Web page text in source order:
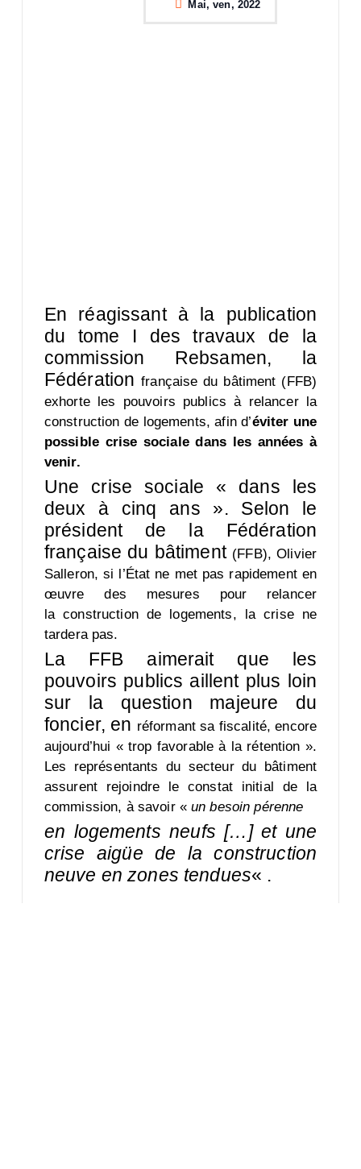
Mai, ven, 2022
En réagissant à la publication
du tome I des travaux de la
commission Rebsamen, la
Fédérationfrançaise du bâtiment (FFB)
exhorte les pouvoirs publics à relancer la
construction de logements, afind’éviter une
possible crise sociale dans les années à
venir.
Une crise sociale « dans les
deux à cinq ans ». Selon le
président de la Fédération
française du bâtiment (FFB), Olivier
Salleron, si l’État ne met pas rapidement en
œuvre des mesures pour relancer
laconstruction de logements, la crise ne
tardera pas.
La FFB aimerait que les
pouvoirs publics aillent plus loin
sur la question majeure du
foncier, en réformant sa fiscalité, encore
aujourd’hui « trop favorable à la rétention ».
Les représentants du secteur du bâtiment
assurent rejoindre le constat initial de la
commission, à savoir «un besoin pérenne
en logements neufs […] et une
crise aigüe de la construction
neuve en zones tendues« .